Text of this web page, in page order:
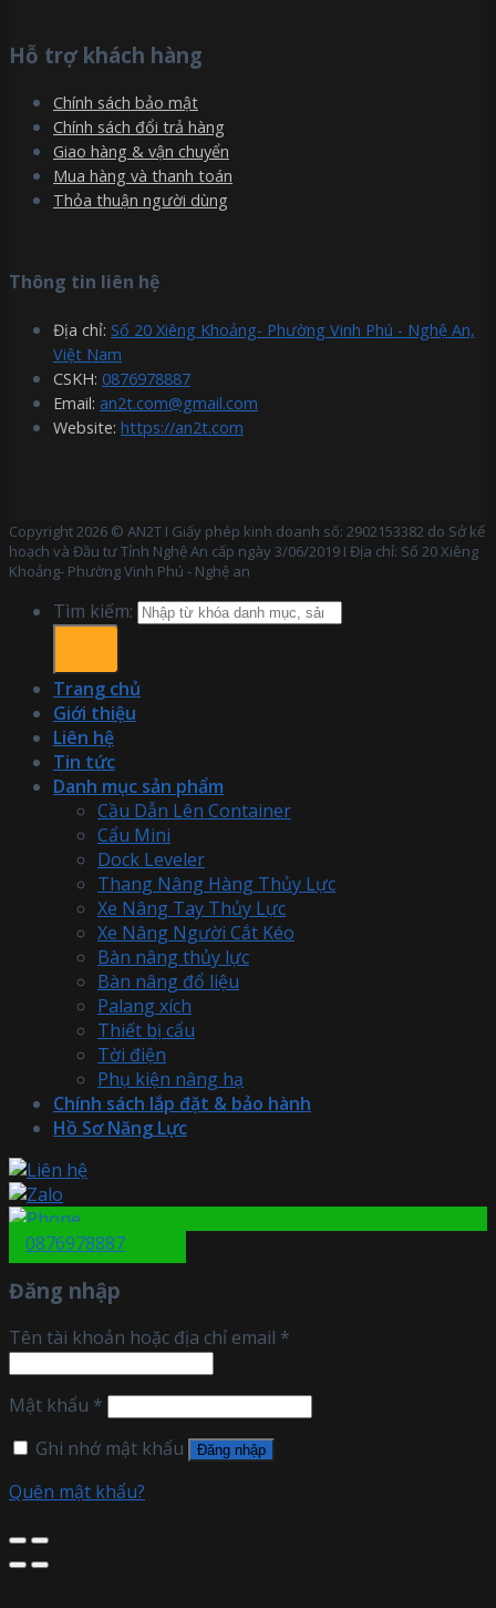
Hỗ trợ khách hàng
Chính sách bảo mật
Chính sách đổi trả hàng
Giao hàng & vận chuyển
Mua hàng và thanh toán
Thỏa thuận người dùng
Thông tin liên hệ
Địa chỉ: Số 20 Xiêng Khoảng- Phường Vinh Phú - Nghệ An,
Việt Nam
CSKH: 0876978887
Email: an2t.com@gmail.com
Website: https://an2t.com
Copyright 2026 © AN2T I Giấy phép kinh doanh số: 2902153382 do Sở kế
hoạch và Đầu tư Tỉnh Nghệ An cấp ngày 3/06/2019 I Địa chỉ: Số 20 Xiêng
Khoảng- Phường Vinh Phú - Nghệ an
Tìm kiếm:
Trang chủ
Giới thiệu
Liên hệ
Tin tức
Danh mục sản phẩm
Cầu Dẫn Lên Container
Cẩu Mini
Dock Leveler
Thang Nâng Hàng Thủy Lực
Xe Nâng Tay Thủy Lực
Xe Nâng Người Cắt Kéo
Bàn nâng thủy lực
Bàn nâng đổ liệu
Palang xích
Thiết bị cẩu
Tời điện
Phụ kiện nâng hạ
Chính sách lắp đặt & bảo hành
Hồ Sơ Năng Lực
0876978887
Đăng nhập
Tên tài khoản hoặc địa chỉ email *
Mật khẩu *
Ghi nhớ mật khẩu
Đăng nhập
Quên mật khẩu?